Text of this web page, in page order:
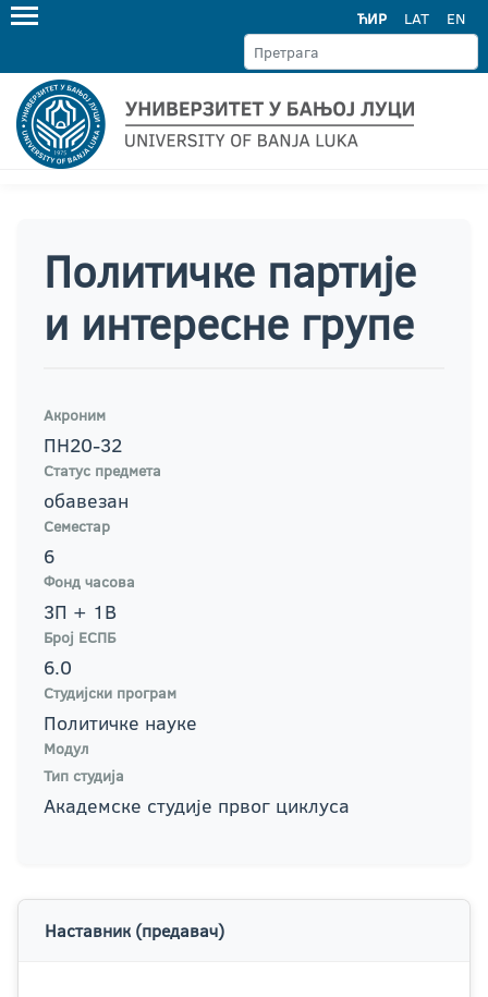
ЋИР LAT EN
Политичке партије
и интересне групе
Акроним
ПН20-32
Статус предмета
обавезан
Семестар
6
Фонд часова
3П + 1В
Број ЕСПБ
6.0
Студијски програм
Политичке науке
Модул
Тип студија
Академске студије првог циклуса
Наставник (предавач)